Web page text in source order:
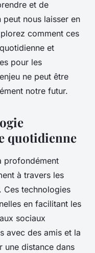
et de
nous laisser en
comment ces
et
pour les
ne peut être
notre futur.
quotidienne
profondément
à travers les
Ces technologies
en facilitant les
sociaux
avec des amis et la
une distance dans